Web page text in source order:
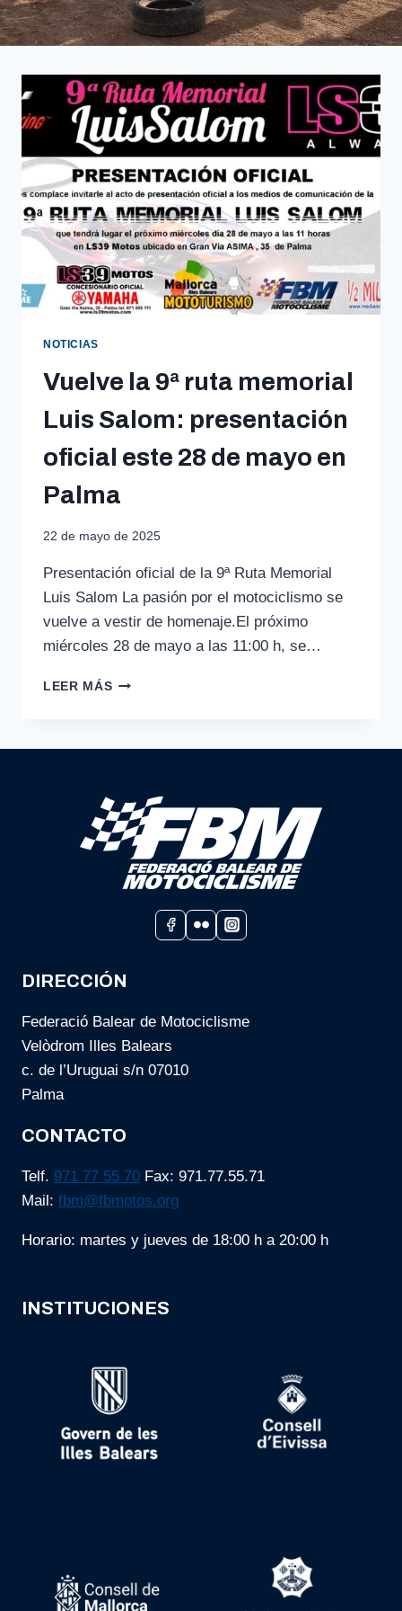
NOTICIAS
Vuelve la 9ª ruta memorial
Luis Salom: presentación
oficial este 28 de mayo en
Palma
22 de mayo de 2025
Presentación oficial de la 9ª Ruta Memorial
Luis Salom La pasión por el motociclismo se
vuelve a vestir de homenaje.El próximo
miércoles 28 de mayo a las 11:00 h, se…
LEER MÁSVUELVE
SALOM:
PRESENTACIÓN
OFICIAL
ESTE
DE
DIRECCIÓN
Federació Balear de Motociclisme
Velòdrom Illes Balears
c. de l’Uruguai s/n 07010
Palma
CONTACTO
Telf. 971 77 55 70 Fax: 971.77.55.71
Mail: fbm@fbmotos.org
Horario: martes y jueves de 18:00 h a 20:00 h
INSTITUCIONES